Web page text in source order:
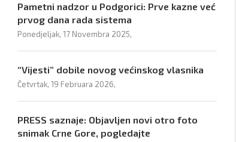
Pametni nadzor u Podgorici: Prve kazne već
prvog dana rada sistema
Ponedjeljak, 17 Novembra 2025,
“Vijesti” dobile novog većinskog vlasnika
Četvrtak, 19 Februara 2026,
PRESS saznaje: Objavljen novi otro foto
snimak Crne Gore, pogledajte